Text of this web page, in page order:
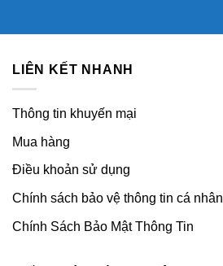
LIÊN KẾT NHANH
Thông tin khuyến mại
Mua hàng
Điều khoản sử dụng
Chính sách bảo vệ thông tin cá nhân
Chính Sách Bảo Mật Thông Tin